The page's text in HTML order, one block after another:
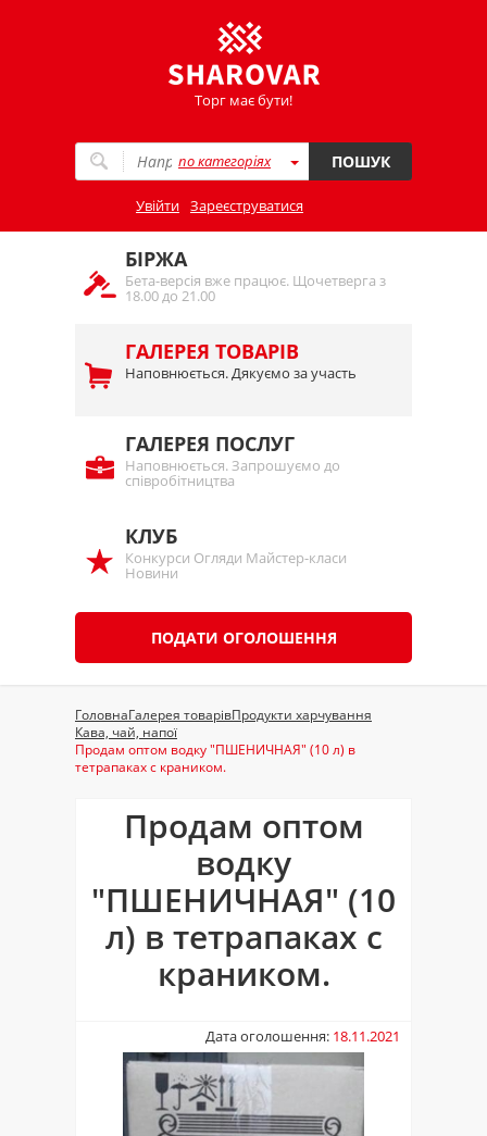
Торг має бути!
по категоріях ПОШУК
Увійти Зареєструватися
БІРЖА
Бета-версія вже працює. Щочетверга з
18.00 до 21.00
ГАЛЕРЕЯ ТОВАРІВ
Наповнюється. Дякуємо за участь
ГАЛЕРЕЯ ПОСЛУГ
Наповнюється. Запрошуємо до
співробітництва
КЛУБ
Конкурси Огляди Майстер-класи
Новини
ПОДАТИ ОГОЛОШЕННЯ
ГоловнаГалерея товарівПродукти харчування
Кава, чай, напої
Продам оптом водку "ПШЕНИЧНАЯ" (10 л) в
тетрапаках с краником.
Продам оптом
водку
"ПШЕНИЧНАЯ" (10
л) в тетрапаках с
краником.
Дата оголошення: 18.11.2021